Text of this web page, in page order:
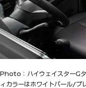
Photo：ハイウェイスターG
ィカラーはホワイトパール/プ